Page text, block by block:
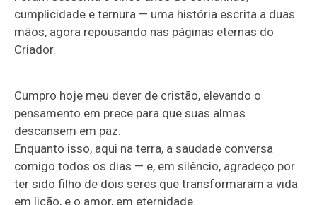
cumplicidade e ternura — uma história escrita a duas
mãos, agora repousando nas páginas eternas do
Criador.
Cumpro hoje meu dever de cristão, elevando o
pensamento em prece para que suas almas
descansem em paz.
Enquanto isso, aqui na terra, a saudade conversa
comigo todos os dias — e, em silêncio, agradeço por
ter sido filho de dois seres que transformaram a vida
em lição, e o amor, em eternidade.